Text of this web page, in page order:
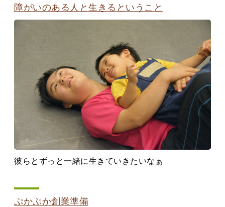
障がいのある人と生きるということ
彼らとずっと一緒に生きていきたいなぁ
ぷかぷか創業準備